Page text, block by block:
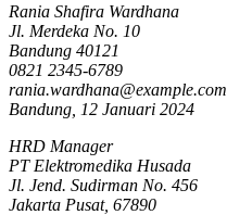
Rania Shafira Wardhana
Jl. Merdeka No. 10
Bandung 40121
0821 2345-6789
rania.wardhana@example.com
Bandung, 12 Januari 2024
HRD Manager
PT Elektromedika Husada
Jl. Jend. Sudirman No. 456
Jakarta Pusat, 67890